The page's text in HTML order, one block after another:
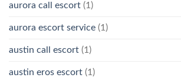
aurora call escort (1)
aurora escort service (1)
austin call escort (1)
austin eros escort (1)